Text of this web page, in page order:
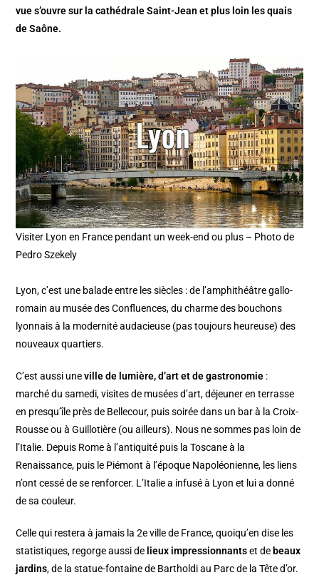
vue s’ouvre sur la cathédrale Saint-Jean et plus loin les quais
de Saône.
Visiter Lyon en France pendant un week-end ou plus – Photo de
Pedro Szekely
Lyon, c’est une balade entre les siècles : de l’amphithéâtre gallo-
romain au musée des Confluences, du charme des bouchons
lyonnais à la modernité audacieuse (pas toujours heureuse) des
nouveaux quartiers.
C’est aussi uneville de lumière, d’art et de gastronomie :
marché du samedi, visites de musées d’art, déjeuner en terrasse
en presqu’île près de Bellecour, puis soirée dans un bar à la Croix-
Rousse ou à Guillotière (ou ailleurs). Nous ne sommes pas loin de
l’Italie. Depuis Rome à l’antiquité puis la Toscane à la
Renaissance, puis le Piémont à l’époque Napoléonienne, les liens
n’ont cessé de se renforcer. L’Italie a infusé à Lyon et lui a donné
de sa couleur.
Celle qui restera à jamais la 2e ville de France, quoiqu’en dise les
statistiques, regorge aussi de lieux impressionnantset de beaux
jardins, de la statue-fontaine de Bartholdi au Parc de la Tête d’or.